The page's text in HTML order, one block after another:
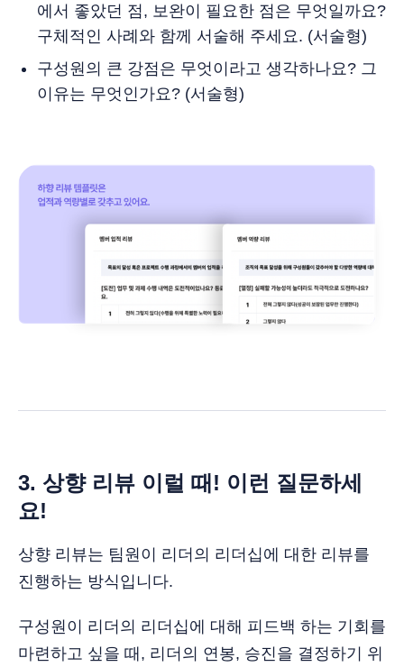
에서 좋았던 점, 보완이 필요한 점은 무엇일까요?
구체적인 사례와 함께 서술해 주세요. (서술형)
구성원의 큰 강점은 무엇이라고 생각하나요? 그
이유는 무엇인가요? (서술형)
3. 상향 리뷰 이럴 때! 이런 질문하세
요!
상향 리뷰는 팀원이 리더의 리더십에 대한 리뷰를
진행하는 방식입니다.
구성원이 리더의 리더십에 대해 피드백 하는 기회를
마련하고 싶을 때, 리더의 연봉, 승진을 결정하기 위